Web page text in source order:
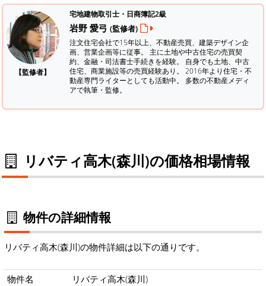
【監修者】
宅地建物取引士・日商簿記2級
岩野 愛弓 (監修者)
注文住宅会社で15年以上、不動産売買、建築デザイン企
画、営業企画等に従事。 主に土地や中古住宅の売買契
約、金融・司法書士手続きを経験。 自身でも土地、中古
住宅、商業施設等の売買経験あり。 2016年より住宅・不
動産専門ライターとしても活動中。 多数の不動産メディ
アで執筆・監修。
リバティ高木(森川)の価格相場情報
物件の詳細情報
リバティ高木(森川)の物件詳細は以下の通りです。
物件名
リバティ高木(森川)